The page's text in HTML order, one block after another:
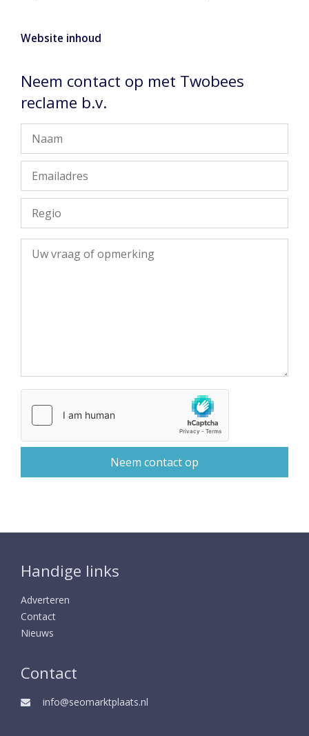
Website inhoud
Neem contact op met Twobees
reclame b.v.
Handige links
Adverteren
Contact
Nieuws
Contact
info@seomarktplaats.nl